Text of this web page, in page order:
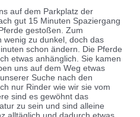
auf dem Parkplatz der
gut 15 Minuten Spaziergang
gestoßen. Zum
wenig zu dunkel, doch das
schon ändern. Die Pferde
etwas anhänglich. Sie kamen
uns auf dem Weg etwas
Suche nach den
nur Rinder wie wir sie vom
sind es gewöhnt das
zu sein und sind alleine
alltäglich und dadurch etwas